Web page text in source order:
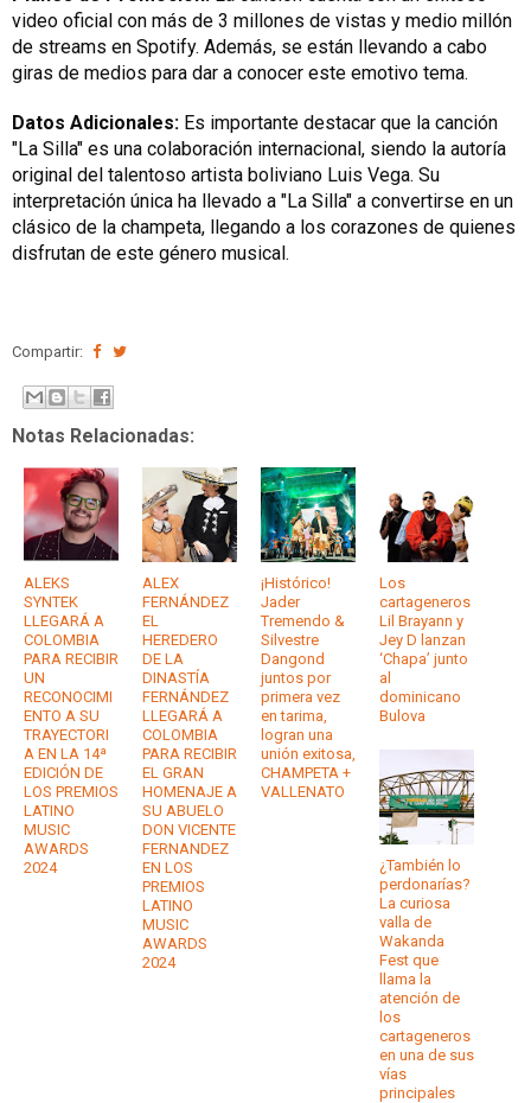
video oficial con más de 3 millones de vistas y medio millón
de streams en Spotify. Además, se están llevando a cabo
giras de medios para dar a conocer este emotivo tema.
Datos Adicionales: Es importante destacar que la canción
"La Silla" es una colaboración internacional, siendo la autoría
original del talentoso artista boliviano Luis Vega. Su
interpretación única ha llevado a "La Silla" a convertirse en un
clásico de la champeta, llegando a los corazones de quienes
disfrutan de este género musical.
Compartir:
Notas Relacionadas:
ALEKS
SYNTEK
LLEGARÁ A
COLOMBIA
PARA RECIBIR
UN
RECONOCIMI
ENTO A SU
TRAYECTORI
A EN LA 14ª
EDICIÓN DE
LOS PREMIOS
LATINO
MUSIC
AWARDS
2024
ALEX
FERNÁNDEZ
EL
HEREDERO
DE LA
DINASTÍA
FERNÁNDEZ
LLEGARÁ A
COLOMBIA
PARA RECIBIR
EL GRAN
HOMENAJE A
SU ABUELO
DON VICENTE
FERNANDEZ
EN LOS
PREMIOS
LATINO
MUSIC
AWARDS
2024
¡Histórico!
Jader
Tremendo &
Silvestre
Dangond
juntos por
primera vez
en tarima,
logran una
unión exitosa,
CHAMPETA +
VALLENATO
Los
cartageneros
Lil Brayann y
Jey D lanzan
‘Chapa’ junto
al
dominicano
Bulova
¿También lo
perdonarías?
La curiosa
valla de
Wakanda
Fest que
llama la
atención de
los
cartageneros
en una de sus
vías
principales